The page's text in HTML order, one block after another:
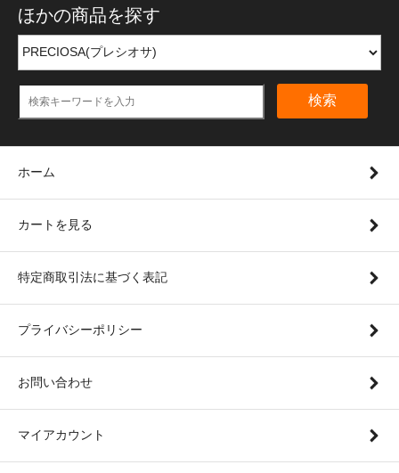
ほかの商品を探す
検索
ホーム
カートを見る
特定商取引法に基づく表記
プライバシーポリシー
お問い合わせ
マイアカウント